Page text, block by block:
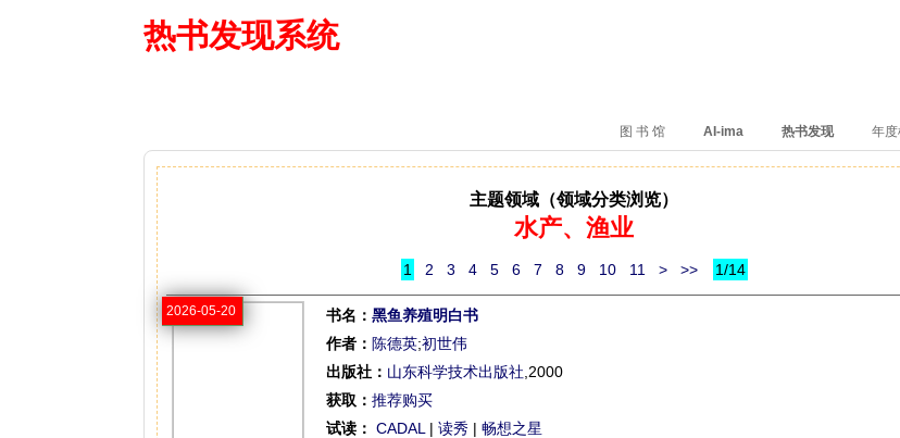
热书发现系统
图 书 馆 AI-ima 热书发现 年
主题领域（领域分类浏览）
水产、渔业
1 2 3 4 5 6 7 8 9 10 11 > >> 1/14
2026-05-20 书名： 黑鱼养殖明白书
作者： 陈德英;初世伟
出版社： 山东科学技术出版社 ,2000
获取： 推荐购买
试读： CADAL | 读秀 | 畅想之星